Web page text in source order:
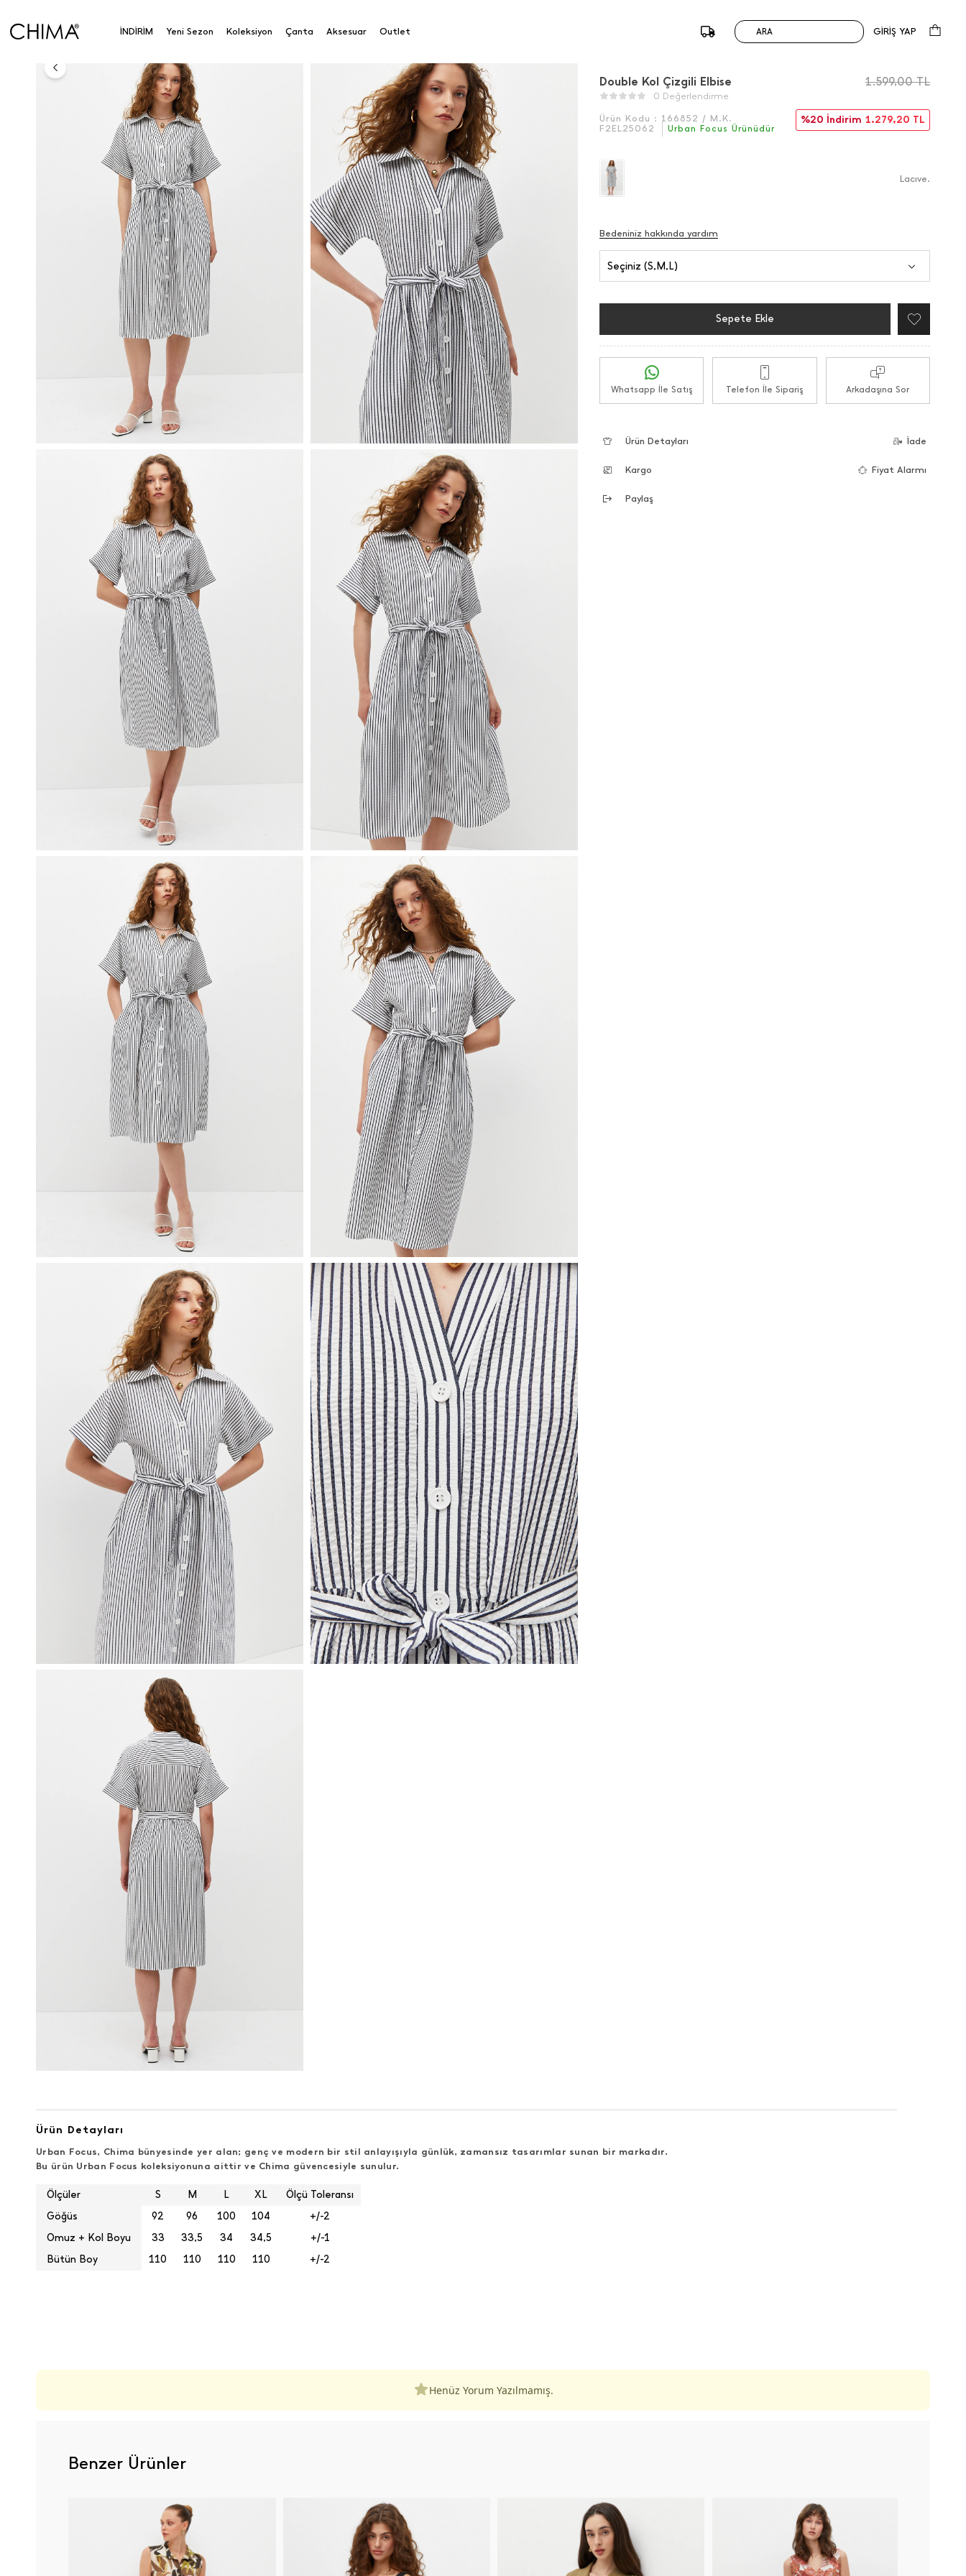
İNDİRİM Yeni Sezon Koleksiyon Çanta Aksesuar Outlet ARA GİRİŞ YAP
Anasayfa
Double Kol Çizgili Elbise
0 Değerlendirme
Ürün Kodu : 166852 / M.K.
F2EL25062
Urban Focus Ürünüdür
1.599,00TL
%20 İndirim 1.279,20 TL
Lacıve.
Bedeniniz hakkında yardım
Seçiniz (S,M,L)
Sepete Ekle
Whatsapp İle Satış Telefon İle Sipariş Arkadaşına Sor
Ürün Detayları İade
Kargo Fiyat Alarmı
Paylaş
Ürün Detayları
Urban Focus, Chima bünyesinde yer alan; genç ve modern bir stil anlayışıyla günlük, zamansız tasarımlar sunan bir markadır.
Bu ürün Urban Focus koleksiyonuna aittir ve Chima güvencesiyle sunulur.
Ölçüler S M L XL
Ölçü Toleransı
Göğüs
92 96 100 104
+/-2
Omuz + Kol Boyu
33 33,5 34 34,5
+/-1
Bütün Boy
110 110 110 110 +/-2
Henüz Yorum Yazılmamış.
Benzer Ürünler